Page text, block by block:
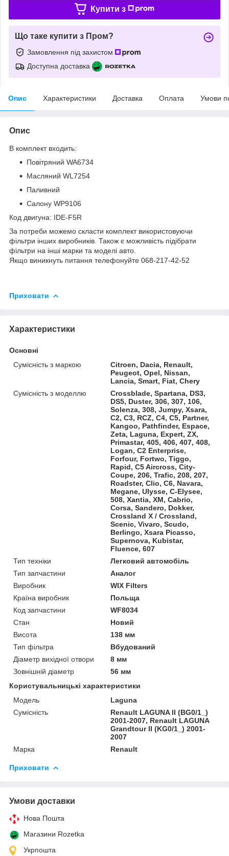
Купити з
Що таке купити з Пром?
Замовлення під захистом
Доступна доставка
Опис Характеристики Доставка Оплата Умови
Опис
В комплект входить:
Повітряний WA6734
Масляний WL7254
Паливний
Салону WP9106
Код двигуна: IDE-F5R
За потреби можемо скласти комплект використовуючи
фільтри інших виробників. Також є можливість підібрати
фільтри на інші марки та моделі авто.
Якщо виникнуть питання телефонуйте 068-217-42-52
Приховати
Характеристики
Основні
Сумісність з маркою
Citroen, Dacia, Renault,
Peugeot, Opel, Nissan,
Lancia, Smart, Fiat, Chery
Сумісність з моделлю
Crossblade, Spartana, DS3,
DS5, Duster, 306, 307, 106,
Solenza, 308, Jumpy, Xsara,
C2, C3, RCZ, C4, C5, Partner,
Kangoo, Pathfinder, Espace,
Zeta, Laguna, Expert, ZX,
Primastar, 405, 406, 407, 408,
Logan, C2 Enterprise,
Forfour, Fortwo, Tiggo,
Rapid, C5 Aircross, City-
Coupe, 206, Trafic, 208, 207,
Roadster, Clio, C6, Navara,
Megane, Ulysse, C-Elysee,
508, Xantia, XM, Cabrio,
Corsa, Sandero, Dokker,
Crossland X / Crossland,
Scenic, Vivaro, Scudo,
Berlingo, Xsara Picasso,
Supernova, Kubistar,
Fluence, 607
Тип техніки
Легковий автомобіль
Тип запчастини
Аналог
Виробник
WIX Filters
Країна виробник
Польща
Код запчастини
WF8034
Стан
Новий
Висота
138 мм
Тип фільтра
Вбудований
Діаметр вихідної отвори
8 мм
Зовнішній діаметр
56 мм
Користувальницькі характеристики
Модель
Laguna
Сумісність
Renault LAGUNA II (BG0/1_)
2001-2007, Renault LAGUNA
Grandtour II (KG0/1_) 2001-
2007
Марка
Renault
Приховати
Умови доставки
Нова Пошта
Магазини Rozetka
Укрпошта